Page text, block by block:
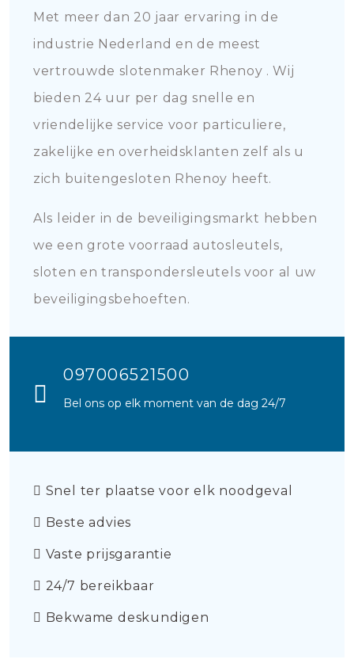
Met meer dan 20 jaar ervaring in de
industrie Nederland en de meest
vertrouwde slotenmaker Rhenoy . Wij
bieden 24 uur per dag snelle en
vriendelijke service voor particuliere,
zakelijke en overheidsklanten zelf als u
zich buitengesloten Rhenoy heeft.
Als leider in de beveiligingsmarkt hebben
we een grote voorraad autosleutels,
sloten en transpondersleutels voor al uw
beveiligingsbehoeften.
097006521500
Bel ons op elk moment van de dag 24/7
Snel ter plaatse voor elk noodgeval
Beste advies
Vaste prijsgarantie
24/7 bereikbaar
Bekwame deskundigen